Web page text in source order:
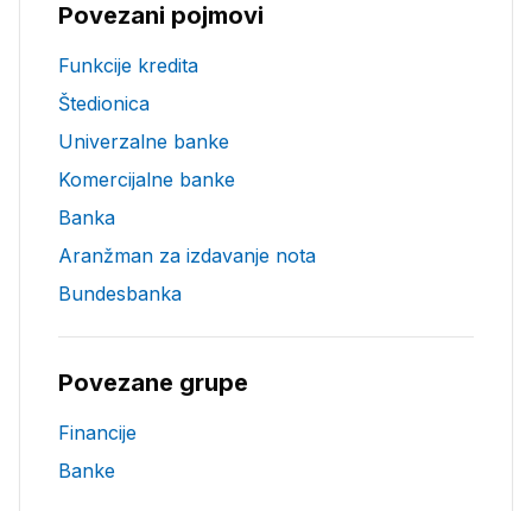
Povezani pojmovi
Funkcije kredita
Štedionica
Univerzalne banke
Komercijalne banke
Banka
Aranžman za izdavanje nota
Bundesbanka
Povezane grupe
Financije
Banke